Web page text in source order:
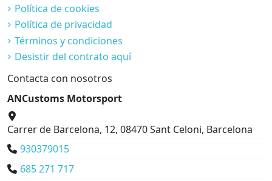
€ €
Política de cookies
Política de privacidad
Términos y condiciones
Desistir del contrato aquí
Contacta con nosotros
ANCustoms Motorsport
Carrer de Barcelona, 12, 08470 Sant Celoni, Barcelona
930379015
685 271 717